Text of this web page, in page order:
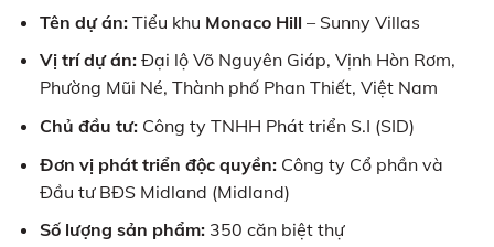
Tên dự án:Tiểu khu Monaco Hill – Sunny Villas
Vị trí dự án:Đại lộ Võ Nguyên Giáp, Vịnh Hòn Rơm,
Phường Mũi Né, Thành phố Phan Thiết, Việt Nam
Chủ đầu tư:Công ty TNHH Phát triển S.I (SID)
Đơn vị phát triển độc quyền:Công ty Cổ phần và
Đầu tư BĐS Midland (Midland)
Số lượng sản phẩm:350 căn biệt thự